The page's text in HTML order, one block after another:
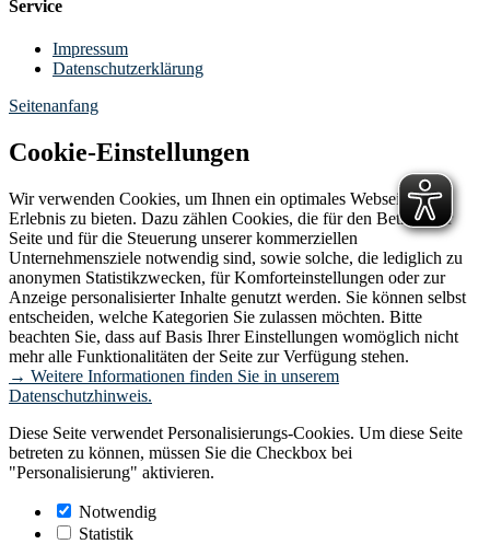
Service
Impressum
Datenschutzerklärung
Seitenanfang
Cookie-Einstellungen
Wir verwenden Cookies, um Ihnen ein optimales Webseiten-
Erlebnis zu bieten. Dazu zählen Cookies, die für den Betrieb der
Seite und für die Steuerung unserer kommerziellen
Unternehmensziele notwendig sind, sowie solche, die lediglich zu
anonymen Statistikzwecken, für Komforteinstellungen oder zur
Anzeige personalisierter Inhalte genutzt werden. Sie können selbst
entscheiden, welche Kategorien Sie zulassen möchten. Bitte
beachten Sie, dass auf Basis Ihrer Einstellungen womöglich nicht
mehr alle Funktionalitäten der Seite zur Verfügung stehen.
→ Weitere Informationen finden Sie in unserem
Datenschutzhinweis.
Diese Seite verwendet Personalisierungs-Cookies. Um diese Seite
betreten zu können, müssen Sie die Checkbox bei
"Personalisierung" aktivieren.
Notwendig
Statistik